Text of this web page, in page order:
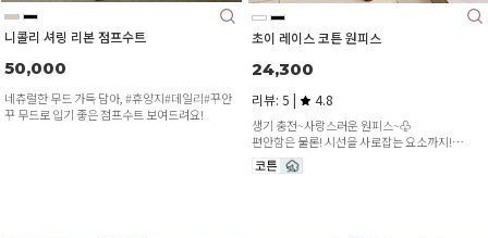
니콜리 셔링 리본 점프수트
50,000
네츄럴한 무드 가득 담아, #휴양지#데일리#꾸안
꾸 무드로 입기 좋은 점프수트 보여드려요!
초이 레이스 코튼 원피스
24,300
리뷰: 5 | 4.8
생기 충전~사랑스러운 원피스~♧
편안함은 물론! 시선을 사로잡는 요소까지!
은은하게 비치는 레이스로 로맨틱하게^^